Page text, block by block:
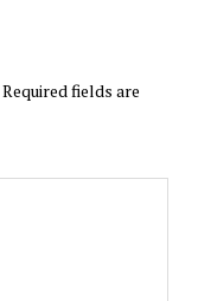
Required fields are